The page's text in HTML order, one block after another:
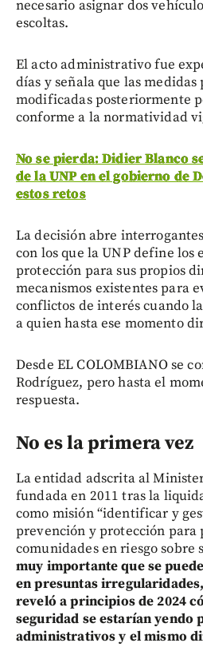
necesario asignar dos
escoltas.
El acto administrativo fue
días y señala que las medidas
modificadas posteriormente
conforme a la normatividad
No se pierda: Didier Blanco
de la UNP en el gobierno de
estos retos
La decisión abre
con los que la UNP define los
protección para sus propios
mecanismos existentes para
conflictos de interés cuando
a quien hasta ese momento
Desde EL COLOMBIANO se
Rodríguez, pero hasta el
respuesta.
No es la primera vez
La entidad adscrita al
fundada en 2011 tras la
como misión “identificar y
prevención y protección para
comunidades en riesgo sobre
muy importante que se
en presuntas
reveló a principios de 2024
seguridad se estarían yendo
administrativos y el mismo